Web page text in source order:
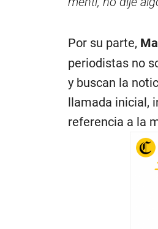
Por su parte,
periodistas no
y buscan la
llamada inicial,
referencia a la